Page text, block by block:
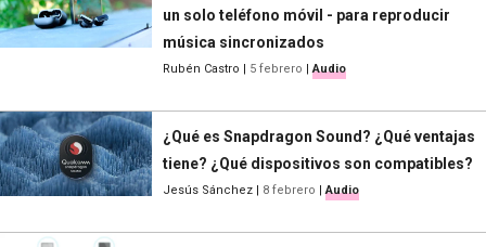
un solo teléfono móvil - para reproducir
música sincronizados
Rubén Castro | 5 febrero | Audio
¿Qué es Snapdragon Sound? ¿Qué ventajas
tiene? ¿Qué dispositivos son compatibles?
Jesús Sánchez | 8 febrero | Audio